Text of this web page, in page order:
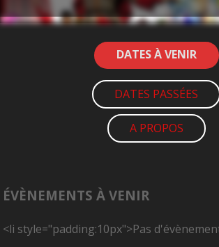
DATES À VENIR
DATES PASSÉES
A PROPOS
ÉVÈNEMENTS À VENIR
<li style="padding:10px">Pas